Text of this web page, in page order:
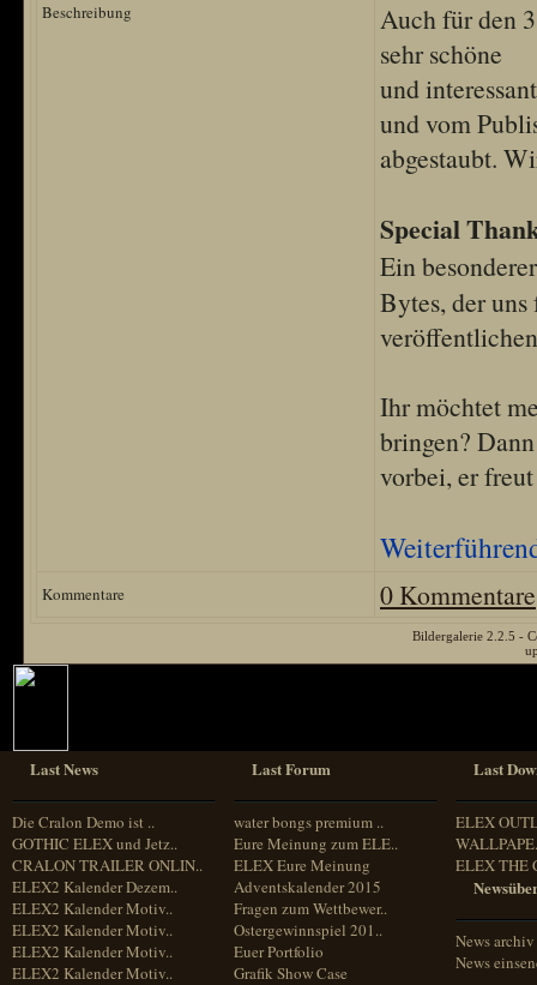
Beschreibung
Auch für den
sehr schöne
und
und vom
abgestaubt.
Special
Ein
Bytes, der
Ihr möchtet
bringen?
vorbei, er
Kommentare 0 Kommentare
Bildergalerie 2.2.5 -
Last News
Die Cralon Demo ist ..
GOTHIC ELEX und Jetz..
CRALON TRAILER ONLIN..
ELEX2 Kalender Dezem..
ELEX2 Kalender Motiv..
ELEX2 Kalender Motiv..
ELEX2 Kalender Motiv..
ELEX2 Kalender Motiv..
Last Forum
water bongs premium ..
Eure Meinung zum ELE..
ELEX Eure Meinung
Adventskalender 2015
Fragen zum Wettbewer..
Ostergewinnspiel 201..
Euer Portfolio
Grafik Show Case
Last
ELEX
ELEX THE
News archiv
News